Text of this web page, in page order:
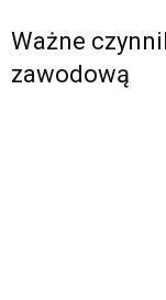
Ważne
zawodową